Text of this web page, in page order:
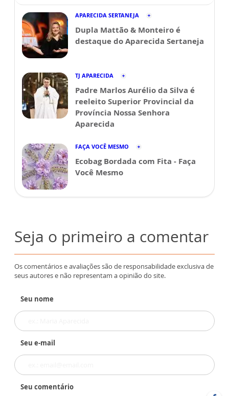
APARECIDA SERTANEJA
Dupla Mattão & Monteiro é
destaque do Aparecida Sertaneja
TJ APARECIDA
Padre Marlos Aurélio da Silva é
reeleito Superior Provincial da
Província Nossa Senhora
Aparecida
FAÇA VOCÊ MESMO
Ecobag Bordada com Fita - Faça
Você Mesmo
Seja o primeiro a comentar
Os comentários e avaliações são de responsabilidade exclusiva de
seus autores e não representam a opinião do site.
Seu nome
Seu e-mail
Seu comentário